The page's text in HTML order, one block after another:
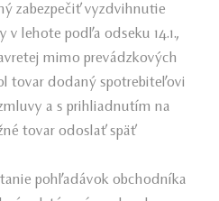
zabezpečiť vyzdvihnutie
v lehote podľa odseku 14.1.,
mimo prevádzkových
tovar dodaný spotrebiteľovi
a s prihliadnutím na
tovar odoslať späť
pohľadávok obchodníka